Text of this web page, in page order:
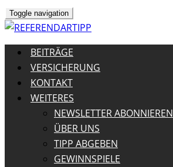
Toggle navigation
BEITRÄGE
VERSICHERUNG
KONTAKT
WEITERES
NEWSLETTER ABONNIEREN
ÜBER UNS
TIPP ABGEBEN
GEWINNSPIELE